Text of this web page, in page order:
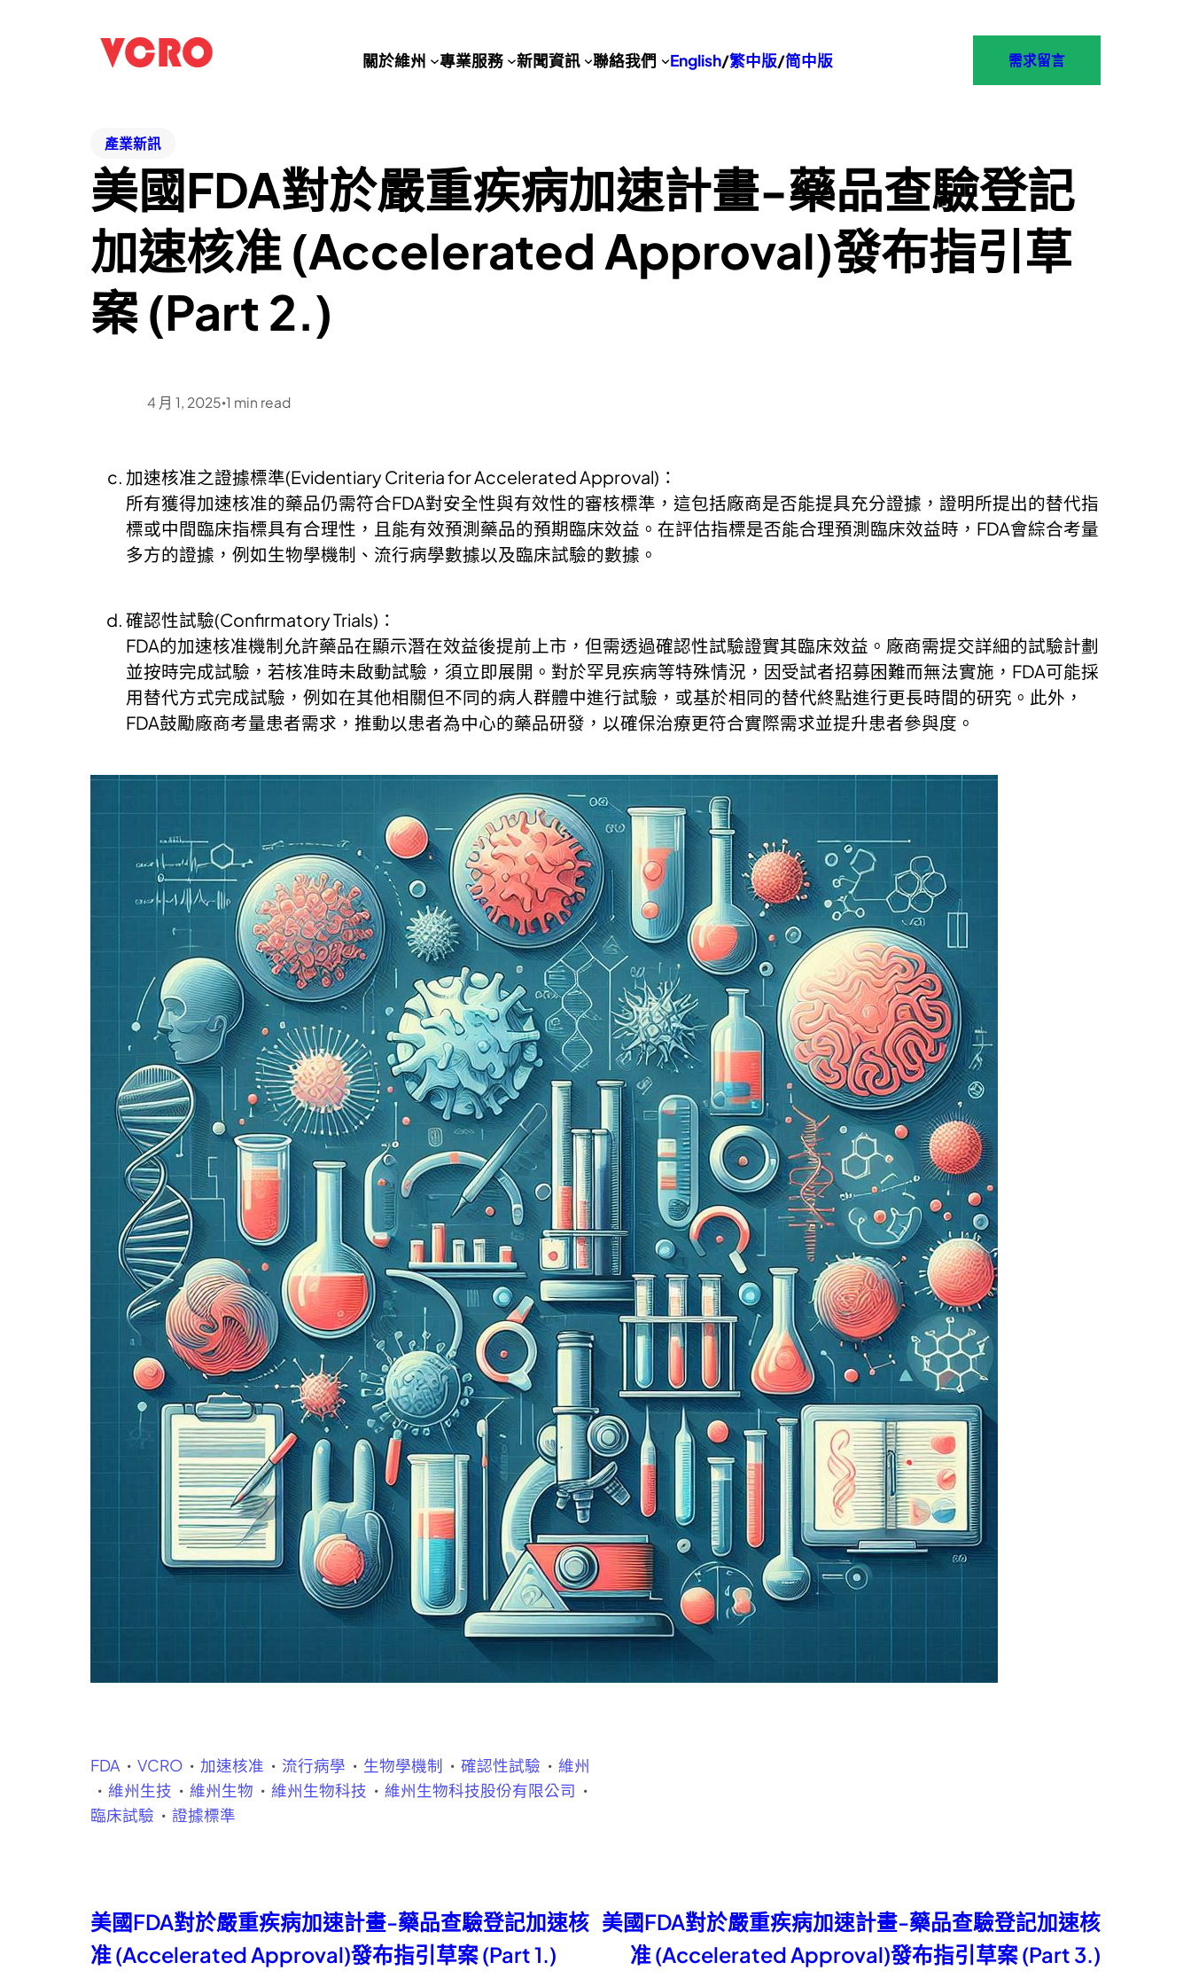
關於維州 專業服務 新聞資訊 聯絡我們 English/繁中版/简中版 需求留言
產業新訊
美國FDA對於嚴重疾病加速計畫-藥品查驗登記
加速核准 (Accelerated Approval)發布指引草
案 (Part 2.)
4 月 1, 2025 •1 min read
加速核准之證據標準(Evidentiary Criteria for Accelerated Approval)：
所有獲得加速核准的藥品仍需符合FDA對安全性與有效性的審核標準，這包括廠商是否能提具充分證據，證明所提出的替代指
標或中間臨床指標具有合理性，且能有效預測藥品的預期臨床效益。在評估指標是否能合理預測臨床效益時，FDA會綜合考量
多方的證據，例如生物學機制、流行病學數據以及臨床試驗的數據。
確認性試驗(Confirmatory Trials)：
FDA的加速核准機制允許藥品在顯示潛在效益後提前上市，但需透過確認性試驗證實其臨床效益。廠商需提交詳細的試驗計劃
並按時完成試驗，若核准時未啟動試驗，須立即展開。對於罕見疾病等特殊情況，因受試者招募困難而無法實施，FDA可能採
用替代方式完成試驗，例如在其他相關但不同的病人群體中進行試驗，或基於相同的替代終點進行更長時間的研究。此外，
FDA鼓勵廠商考量患者需求，推動以患者為中心的藥品研發，以確保治療更符合實際需求並提升患者參與度。
FDA VCRO 加速核准 流行病學 生物學機制 確認性試驗 維州
維州生技 維州生物 維州生物科技
維州生物科技股份有限公司
臨床試驗
證據標準
美國FDA對於嚴重疾病加速計畫-藥品查驗登記加速核
准 (Accelerated Approval)發布指引草案 (Part 1.)
美國FDA對於嚴重疾病加速計畫-藥品查驗登記加速核
准 (Accelerated Approval)發布指引草案 (Part 3.)